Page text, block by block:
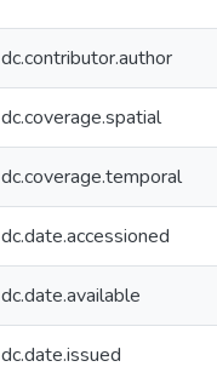
dc.contributor.author
dc.coverage.spatial
dc.coverage.temporal
dc.date.accessioned
dc.date.available
dc.date.issued